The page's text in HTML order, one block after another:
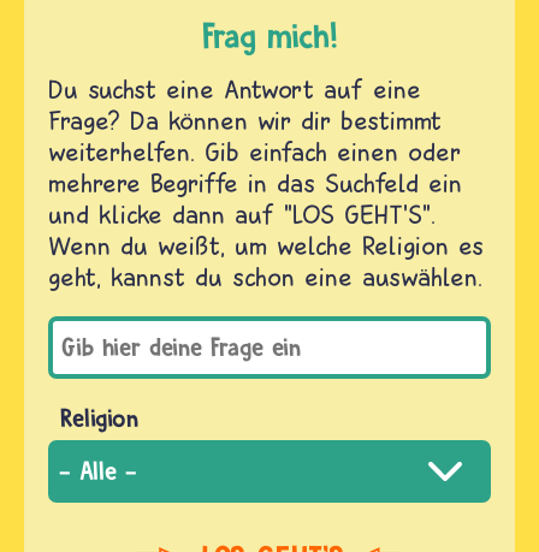
Frag mich!
Du suchst eine Antwort auf eine
Frage? Da können wir dir bestimmt
weiterhelfen. Gib einfach einen oder
mehrere Begriffe in das Suchfeld ein
und klicke dann auf "LOS GEHT'S".
Wenn du weißt, um welche Religion es
geht, kannst du schon eine auswählen.
Religion